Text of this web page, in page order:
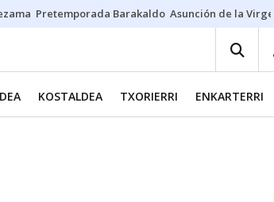
Pretemporada Barakaldo Asunción de la Virgen
KOSTALDEA TXORIERRI ENKARTERRI